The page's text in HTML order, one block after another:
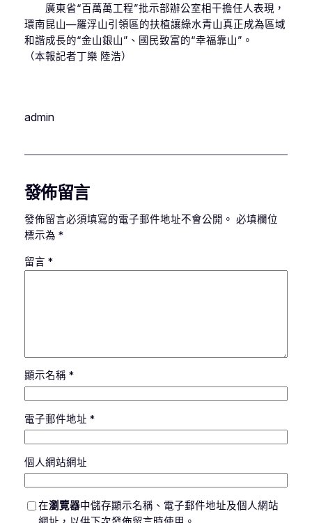
廣東省“百萬萬工程”批示部辦公室相干擔任人表現，
環南昆山—羅浮山引領區的扶植讓綠水青山真正成為區域
和諧成長的“金山銀山”、國民致富的“幸福靠山”。
（本報記者丁樂 陸浩）
admin
發佈留言
發佈留言必須填寫的電子郵件地址不會公開。 必填欄位
標示為 *
留言 *
顯示名稱 *
電子郵件地址 *
個人網站網址
在瀏覽器中儲存顯示名稱、電子郵件地址及個人網站